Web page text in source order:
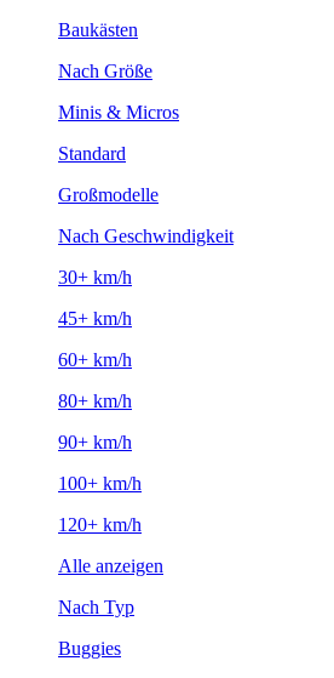
Baukästen
Nach Größe
Minis & Micros
Standard
Großmodelle
Nach Geschwindigkeit
30+ km/h
45+ km/h
60+ km/h
80+ km/h
90+ km/h
100+ km/h
120+ km/h
Alle anzeigen
Nach Typ
Buggies